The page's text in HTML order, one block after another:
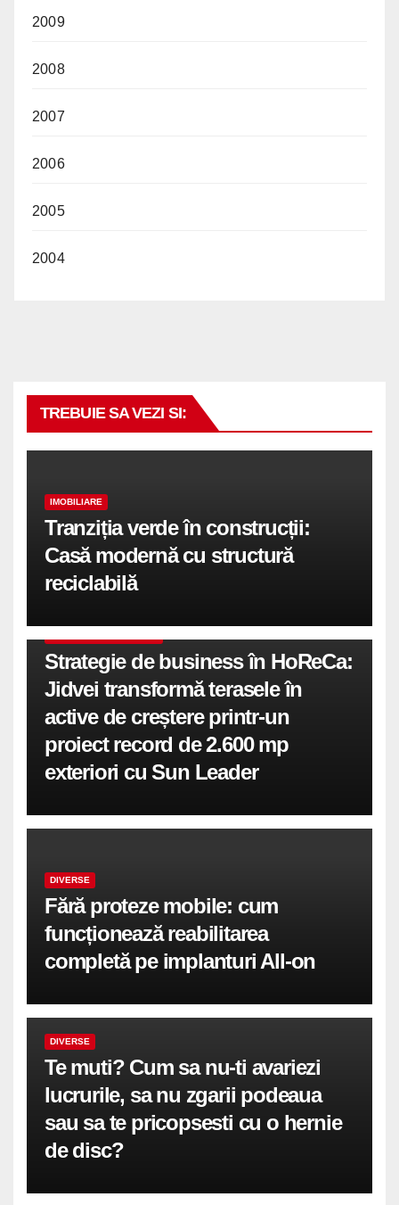
2009
2008
2007
2006
2005
2004
TREBUIE SA VEZI SI:
IMOBILIARE
Tranziția verde în construcții:
Casă modernă cu structură
reciclabilă
Strategie de business în HoReCa:
Jidvei transformă terasele în
active de creștere printr-un
proiect record de 2.600 mp
exteriori cu Sun Leader
DIVERSE
Fără proteze mobile: cum
funcționează reabilitarea
completă pe implanturi All-on
DIVERSE
Te muti? Cum sa nu-ti avariezi
lucrurile, sa nu zgarii podeaua
sau sa te pricopsesti cu o hernie
de disc?